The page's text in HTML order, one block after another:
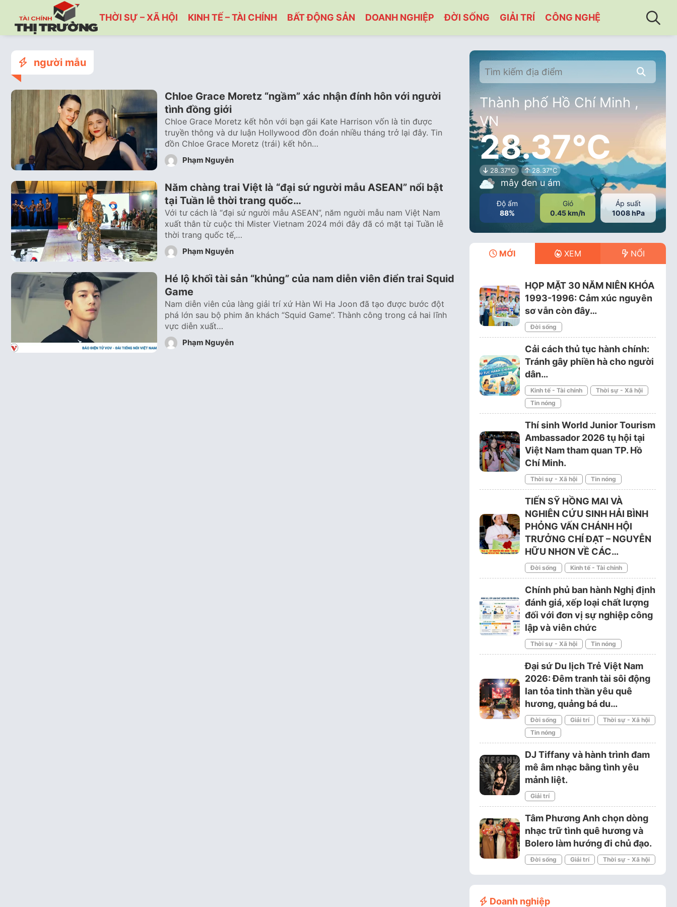
THỜI SỰ – XÃ HỘI KINH TẾ – TÀI CHÍNH BẤT ĐỘNG SẢN DOANH NGHIỆP ĐỜI SỐNG GIẢI TRÍ CÔNG NGHỆ
người mẫu
Chloe Grace Moretz “ngầm” xác nhận đính hôn với người
tình đồng giới
Chloe Grace Moretz kết hôn với bạn gái Kate Harrison vốn là tin được
truyền thông và dư luận Hollywood đồn đoán nhiều tháng trở lại đây. Tin
đồn Chloe Grace Moretz (trái) kết hôn…
Phạm Nguyễn
Năm chàng trai Việt là “đại sứ người mẫu ASEAN” nổi bật
tại Tuần lễ thời trang quốc…
Với tư cách là “đại sứ người mẫu ASEAN”, năm người mẫu nam Việt Nam
xuất thân từ cuộc thi Mister Vietnam 2024 mới đây đã có mặt tại Tuần lễ
thời trang quốc tế,…
Phạm Nguyễn
Hé lộ khối tài sản “khủng” của nam diễn viên điển trai Squid
Game
Nam diễn viên của làng giải trí xứ Hàn Wi Ha Joon đã tạo được bước đột
phá lớn sau bộ phim ăn khách “Squid Game”. Thành công trong cả hai lĩnh
vực diễn xuất…
Phạm Nguyễn
Thành phố Hồ Chí Minh ,
VN
28.37°C
28.37°C 28.37°C
mây đen u ám
Độ ẩm
88%
Gió
0.45 km/h
Áp suất
1008 hPa
MỚI XEM NỔI
HỌP MẶT 30 NĂM NIÊN KHÓA
1993-1996: Cảm xúc nguyên
sơ vẫn còn đây…
Đời sống
Cải cách thủ tục hành chính:
Tránh gây phiền hà cho người
dân…
Kinh tế - Tài chính
Thời sự - Xã hội
Tin nóng
Thí sinh World Junior Tourism
Ambassador 2026 tụ hội tại
Việt Nam tham quan TP. Hồ
Chí Minh.
Thời sự - Xã hội Tin nóng
TIẾN SỸ HỒNG MAI VÀ
NGHIÊN CỨU SINH HẢI BÌNH
PHỎNG VẤN CHÁNH HỘI
TRƯỞNG CHÍ ĐẠT – NGUYỄN
HỮU NHƠN VỀ CÁC…
Đời sống Kinh tế - Tài chính
Chính phủ ban hành Nghị định
đánh giá, xếp loại chất lượng
đối với đơn vị sự nghiệp công
lập và viên chức
Thời sự - Xã hội Tin nóng
Đại sứ Du lịch Trẻ Việt Nam
2026: Đêm tranh tài sôi động
lan tỏa tinh thần yêu quê
hương, quảng bá du…
Đời sống Giải trí
Thời sự - Xã hội
Tin nóng
DJ Tiffany và hành trình đam
mê âm nhạc bằng tình yêu
mảnh liệt.
Giải trí
Tâm Phương Anh chọn dòng
nhạc trữ tình quê hương và
Bolero làm hướng đi chủ đạo.
Đời sống Giải trí Thời sự - Xã hội
Doanh nghiệp